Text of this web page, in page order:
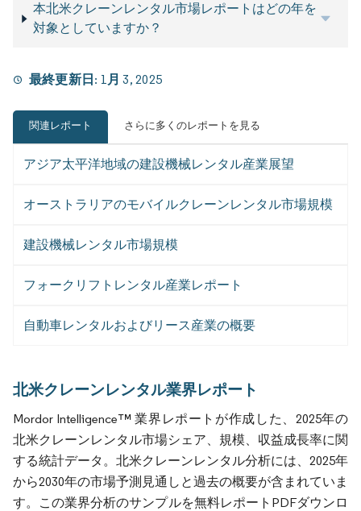
本北米クレーンレンタル市場レポートはどの年を
対象としていますか？
最終更新日: 1月 3, 2025
関連レポート さらに多くのレポートを見る
アジア太平洋地域の建設機械レンタル産業展望
オーストラリアのモバイルクレーンレンタル市場規模
建設機械レンタル市場規模
フォークリフトレンタル産業レポート
自動車レンタルおよびリース産業の概要
北米クレーンレンタル業界レポート
Mordor Intelligence™ 業界レポートが作成した、2025年の
北米クレーンレンタル市場シェア、規模、収益成長率に関
する統計データ。北米クレーンレンタル分析には、2025年
から2030年の市場予測見通しと過去の概要が含まれていま
す。この業界分析のサンプルを無料レポートPDFダウンロ